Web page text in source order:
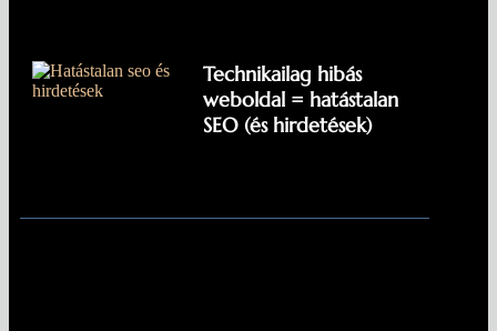
Technikailag hibás
weboldal = hatástalan
SEO (és hirdetések)